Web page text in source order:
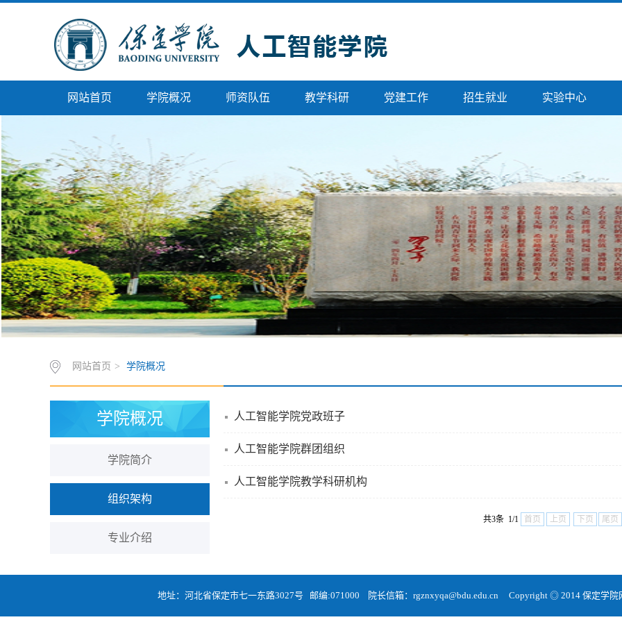
网站首页 学院概况 师资队伍 教学科研 党建工作 招生就业 实验中心
网站首页 > 学院概况
学院概况
学院简介
组织架构
专业介绍
人工智能学院党政班子
人工智能学院群团组织
人工智能学院教学科研机构
共3条 1/1 首页 上页 下页 尾页
地址：河北省保定市七一东路3027号 邮编:071000 院长信箱：rgznxyqa@bdu.edu.cn Copyright ◎ 2014 保定学院